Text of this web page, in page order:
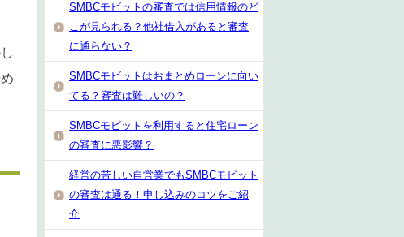
SMBCモビットの審査では信用情報のど
こが見られる？他社借入があると審査
に通らない？
SMBCモビットはおまとめローンに向い
てる？審査は難しいの？
SMBCモビットを利用すると住宅ローン
の審査に悪影響？
経営の苦しい自営業でもSMBCモビット
の審査は通る！申し込みのコツをご紹
介